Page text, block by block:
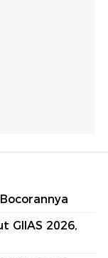
GIIAS 2026,